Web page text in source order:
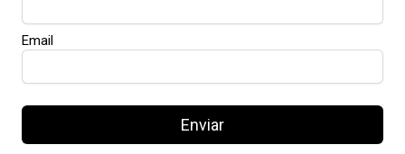
Email
Enviar